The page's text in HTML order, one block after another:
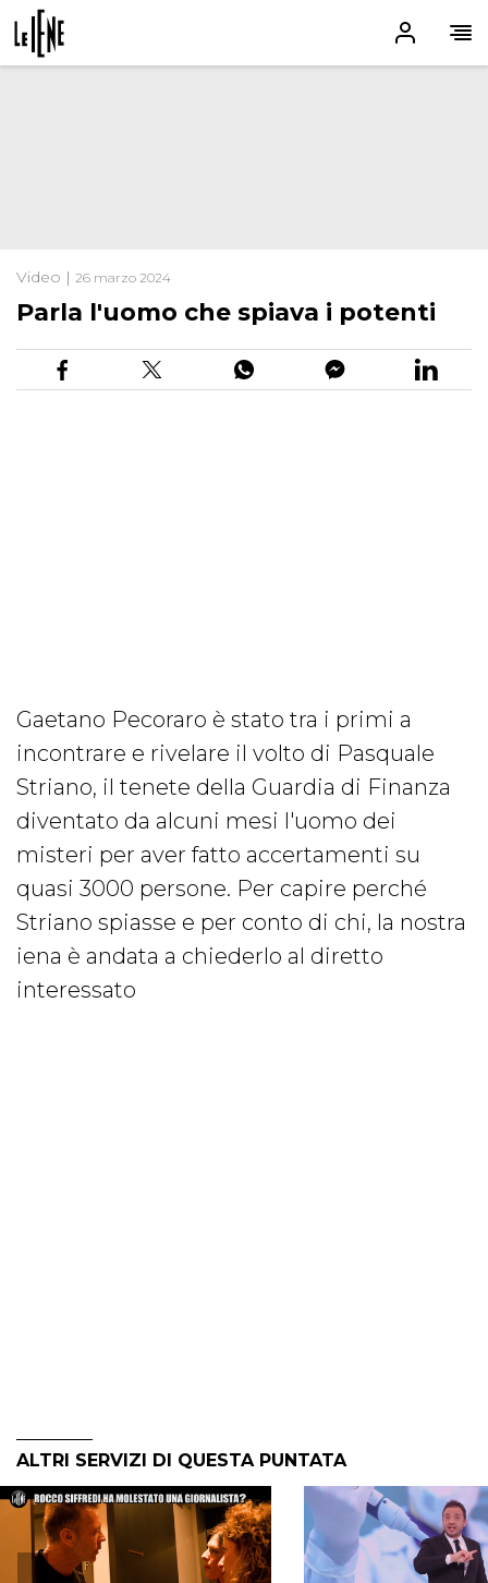
Video | 26 marzo 2024
Parla l'uomo che spiava i potenti
Gaetano Pecoraro è stato tra i primi a
incontrare e rivelare il volto di Pasquale
Striano, il tenete della Guardia di Finanza
diventato da alcuni mesi l'uomo dei
misteri per aver fatto accertamenti su
quasi 3000 persone. Per capire perché
Striano spiasse e per conto di chi, la nostra
iena è andata a chiederlo al diretto
interessato
ALTRI SERVIZI DI QUESTA PUNTATA